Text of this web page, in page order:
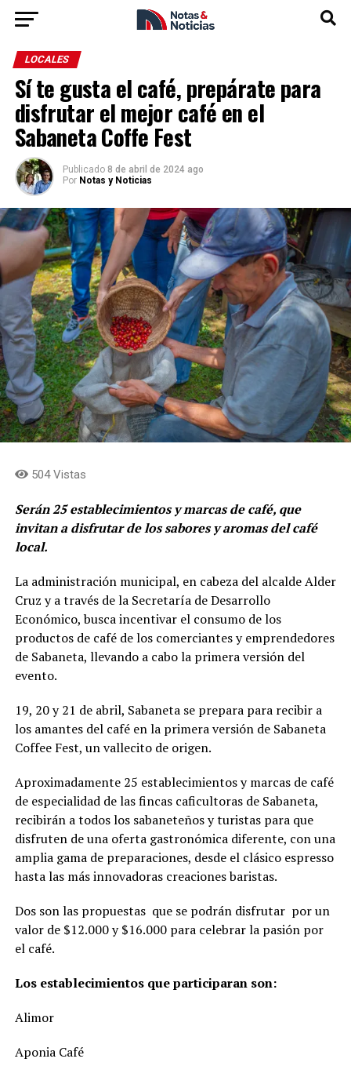
LOCALES
Sí te gusta el café, prepárate para
disfrutar el mejor café en el
Sabaneta Coffe Fest
Publicado 8 de abril de 2024 ago
Por Notas y Noticias
504 Vistas
Serán25 establecimientos y marcas de café, que
invitan a disfrutar de los sabores y aromas del café
local.
La administración municipal, en cabeza del alcalde Alder
Cruz y a través de la Secretaría de Desarrollo
Económico, busca incentivar el consumo de los
productos de café de los comerciantes y emprendedores
de Sabaneta, llevando a cabo la primera versión del
evento.
19, 20 y 21 de abril, Sabaneta se prepara para recibir a
los amantes del café en la primera versión de Sabaneta
Coffee Fest, un vallecito de origen.
Aproximadamente 25 establecimientos y marcas de café
de especialidad de las fincas caficultoras de Sabaneta,
recibirán a todos los sabaneteños y turistas para que
disfruten de una oferta gastronómica diferente, con una
amplia gama de preparaciones, desde el clásico espresso
hasta las más innovadoras creaciones baristas.
Dos son las propuestas que se podrán disfrutar por un
valor de $12.000 y $16.000 para celebrar la pasión por
el café.
Los establecimientos que participaran son:
Alimor
Aponia Café